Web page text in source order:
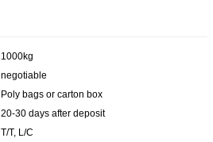
1000kg
negotiable
Poly bags or carton box
20-30 days after deposit
T/T, L/C